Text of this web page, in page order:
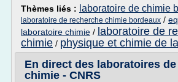
Thèmes liés : laboratoire de chimie
laboratoire de recherche chimie bordeaux /
laboratoire chimie / laboratoire de
chimie / physique et chimie de
En direct des laboratoires
chimie - CNRS